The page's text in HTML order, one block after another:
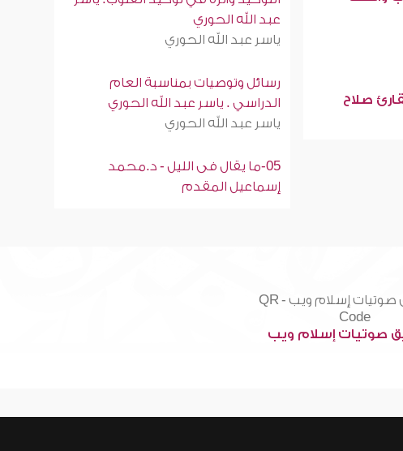
صلاح
عبد الله الحوري
ياسر عبد الله الحوري
رسائل وتوصيات بمناسبة العام
الدراسي . ياسر عبد الله الحوري
ياسر عبد الله الحوري
05-ما يقال فى الليل - د.محمد
إسماعيل المقدم
صوتيات إسلام ويب